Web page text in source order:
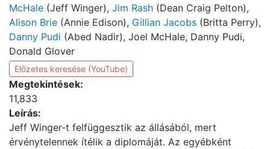
McHale (Jeff Winger), Jim Rash (Dean Craig Pelton),
Alison Brie (Annie Edison), Gillian Jacobs (Britta Perry),
Danny Pudi (Abed Nadir), Joel McHale, Danny Pudi,
Donald Glover
Előzetes keresése (YouTube)
Megtekintések:
11,833
Leírás:
Jeff Winger-t felfüggesztik az állásából, mert
érvénytelennek ítélik a diplomáját. Az egyébként